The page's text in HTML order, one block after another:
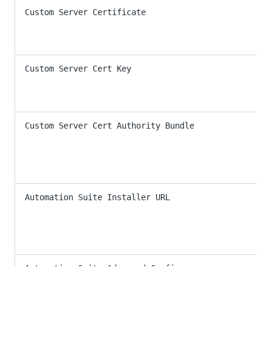
Custom Server Certificate
Custom Server Cert Key
Custom Server Cert Authority Bundle
Automation Suite Installer URL
Automation Suite Advanced Config